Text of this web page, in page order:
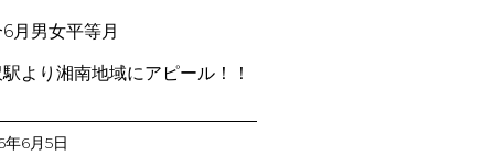
月男女平等月
より湘南地域にアピール！！
6月5日